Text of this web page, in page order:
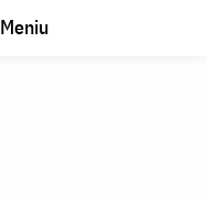
Meniu